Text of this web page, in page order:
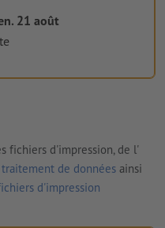
21 août
fichiers d'impression, de l'
de données ainsi
d'impression